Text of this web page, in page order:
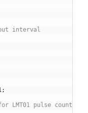
interval
;
pulse counter